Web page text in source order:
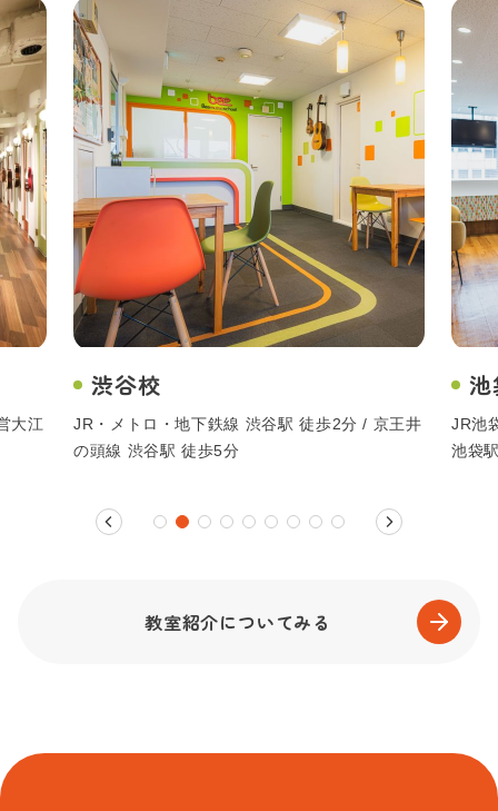
大江
渋谷校
JR・メトロ・地下鉄線 渋谷駅 徒歩2分 / 京王井
の頭線 渋谷駅 徒歩5分
JR池
池袋
教室紹介についてみる